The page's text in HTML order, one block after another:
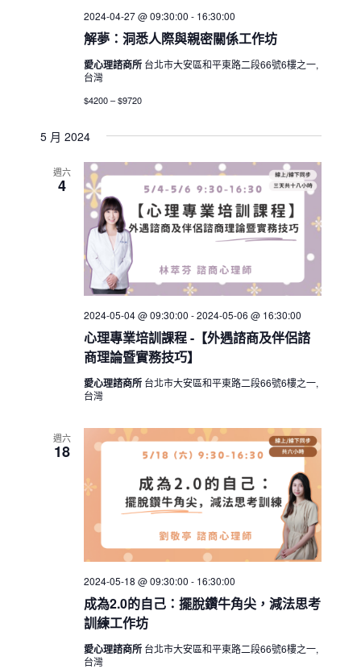
解夢：洞悉人際與親密關係工作坊
2024-04-27 @ 09:30:00 - 16:30:00
愛心理諮商所 台北市大安區和平東路二段66號6樓之一,
台灣
$4200 – $9720
5 月 2024
週六
4
心理專業培訓課程 -【外遇諮商及伴侶諮
商理論暨實務技巧】
2024-05-04 @ 09:30:00 -2024-05-06 @ 16:30:00
愛心理諮商所 台北市大安區和平東路二段66號6樓之一,
台灣
週六
18
成為2.0的自己：擺脫鑽牛角尖，減法思考
訓練工作坊
2024-05-18 @ 09:30:00 - 16:30:00
愛心理諮商所 台北市大安區和平東路二段66號6樓之一,
台灣